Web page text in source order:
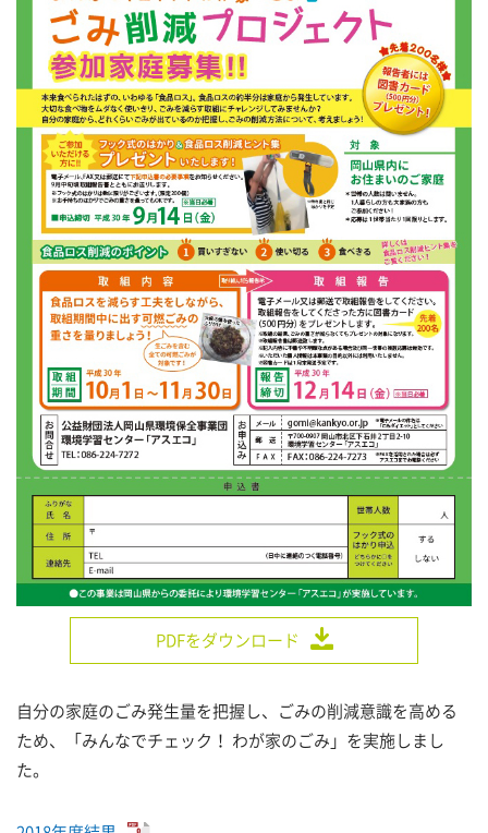
PDFをダウンロード
自分の家庭のごみ発生量を把握し、ごみの削減意識を高める
ため、「みんなでチェック！ わが家のごみ」を実施しまし
た。